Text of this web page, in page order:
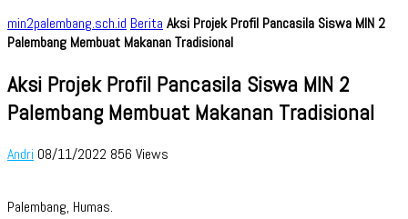
min2palembang.sch.id Berita Aksi Projek Profil Pancasila Siswa MIN 2
Palembang Membuat Makanan Tradisional
Aksi Projek Profil Pancasila Siswa MIN 2
Palembang Membuat Makanan Tradisional
Andri 08/11/2022 856 Views
Palembang, Humas.